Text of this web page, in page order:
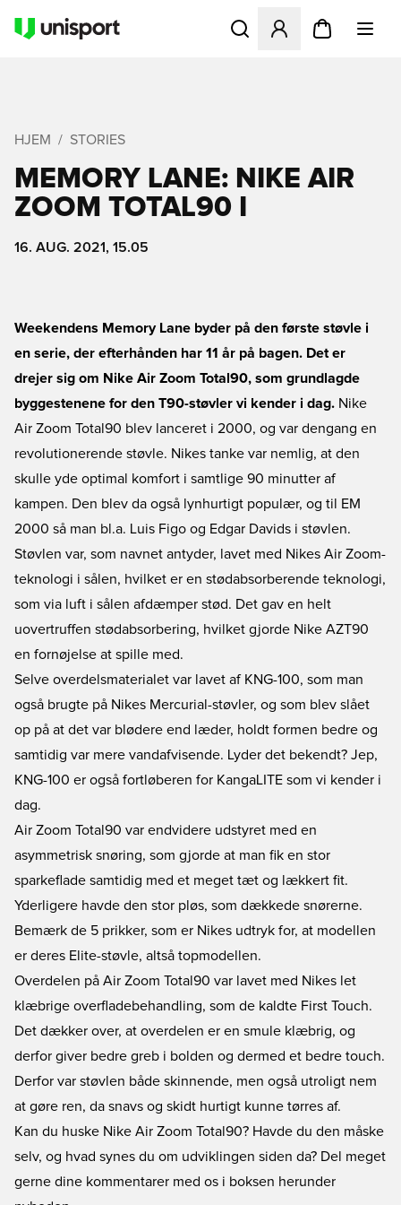
Åbner en Modal til at
HJEM STORIES
MEMORY LANE: NIKE AIR
ZOOM TOTAL90 I
16. AUG. 2021, 15.05
Weekendens Memory Lane byder på den første støvle i
en serie, der efterhånden har 11 år på bagen. Det er
drejer sig om Nike Air Zoom Total90, som grundlagde
byggestenene for den T90-støvler vi kender i dag. Nike
Air Zoom Total90 blev lanceret i 2000, og var dengang en
revolutionerende støvle. Nikes tanke var nemlig, at den
skulle yde optimal komfort i samtlige 90 minutter af
kampen. Den blev da også lynhurtigt populær, og til EM
2000 så man bl.a. Luis Figo og Edgar Davids i støvlen.
Støvlen var, som navnet antyder, lavet med Nikes Air Zoom-
teknologi i sålen, hvilket er en stødabsorberende teknologi,
som via luft i sålen afdæmper stød. Det gav en helt
uovertruffen stødabsorbering, hvilket gjorde Nike AZT90
en fornøjelse at spille med.
Selve overdelsmaterialet var lavet af KNG-100, som man
også brugte på Nikes Mercurial-støvler, og som blev slået
op på at det var blødere end læder, holdt formen bedre og
samtidig var mere vandafvisende. Lyder det bekendt? Jep,
KNG-100 er også fortløberen for KangaLITE som vi kender i
dag.
Air Zoom Total90 var endvidere udstyret med en
asymmetrisk snøring, som gjorde at man fik en stor
sparkeflade samtidig med et meget tæt og lækkert fit.
Yderligere havde den stor pløs, som dækkede snørerne.
Bemærk de 5 prikker, som er Nikes udtryk for, at modellen
er deres Elite-støvle, altså topmodellen.
Overdelen på Air Zoom Total90 var lavet med Nikes let
klæbrige overfladebehandling, som de kaldte First Touch.
Det dækker over, at overdelen er en smule klæbrig, og
derfor giver bedre greb i bolden og dermed et bedre touch.
Derfor var støvlen både skinnende, men også utroligt nem
at gøre ren, da snavs og skidt hurtigt kunne tørres af.
Kan du huske Nike Air Zoom Total90? Havde du den måske
selv, og hvad synes du om udviklingen siden da? Del meget
gerne dine kommentarer med os i boksen herunder